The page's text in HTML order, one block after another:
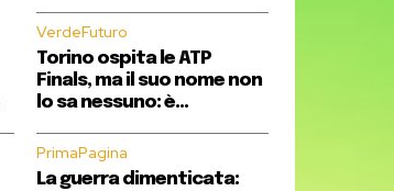
VerdeFuturo
Torino ospita le ATP
Finals, ma il suo nome non
lo sa nessuno: è...
PrimaPagina
La guerra dimenticata: